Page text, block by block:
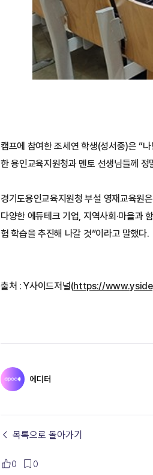
캠프에 참여한 조세연 학생(성서중)은 “
한 용인교육지원청과 멘토 선생님들께
경기도용인교육지원청 부설 영재교육원
다양한 에듀테크 기업, 지역사회·마을과
험 학습을 추진해 나갈 것”이라고 말했다.
출처 : Y사이드저널(https://
에디터
← 목록으로 돌아가기
0 0